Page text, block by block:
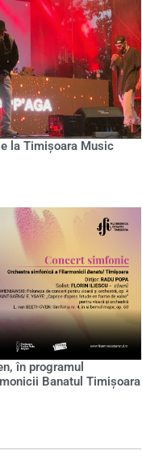
la Timișoara Music
în programul
Banatul Timișoara